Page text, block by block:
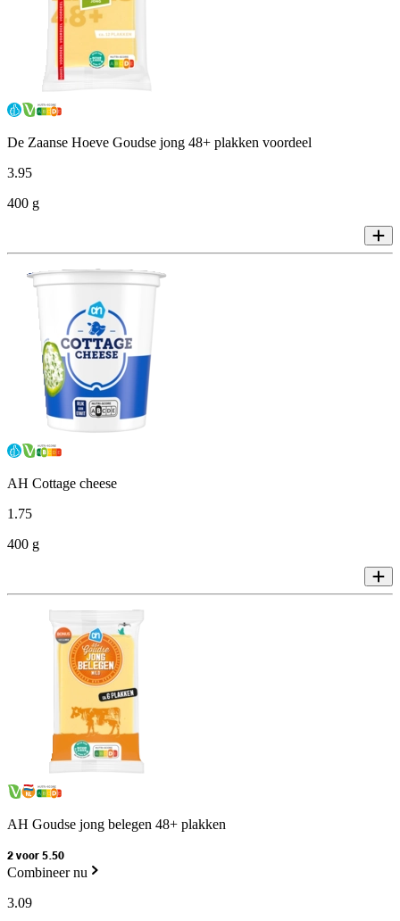
De Zaanse Hoeve Goudse jong 48+ plakken voordeel
3.95
400 g
AH Cottage cheese
1.75
400 g
AH Goudse jong belegen 48+ plakken
2 voor 5.50
Combineer nu
3.09